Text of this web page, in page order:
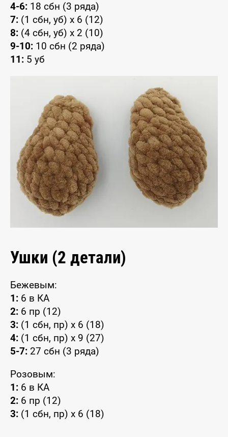
4-6: 18 сбн (3 ряда)
7: (1 сбн, уб) x 6 (12)
8: (4 сбн, уб) x 2 (10)
9-10: 10 сбн (2 ряда)
11: 5 уб
Ушки (2 детали)
Бежевым:
1: 6 в КА
2: 6 пр (12)
3: (1 сбн, пр) x 6 (18)
4: (1 сбн, пр) x 9 (27)
5-7: 27 сбн (3 ряда)
Розовым:
1: 6 в КА
2: 6 пр (12)
3: (1 сбн, пр) x 6 (18)